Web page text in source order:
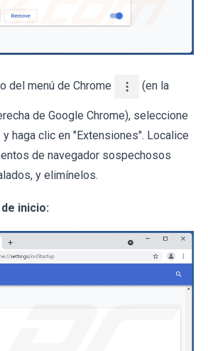
del menú de Chrome (en la
de Google Chrome), seleccione
haga clic en "Extensiones". Localice
de navegador sospechosos
y elimínelos.
inicio: